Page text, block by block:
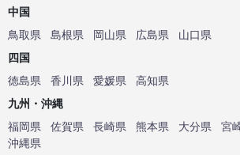
中国
鳥取県
島根県 岡山県 広島県
山口県
四国
徳島県
香川県 愛媛県
高知県
九州・沖縄
福岡県
佐賀県 長崎県 熊本県 大分県 宮
沖縄県